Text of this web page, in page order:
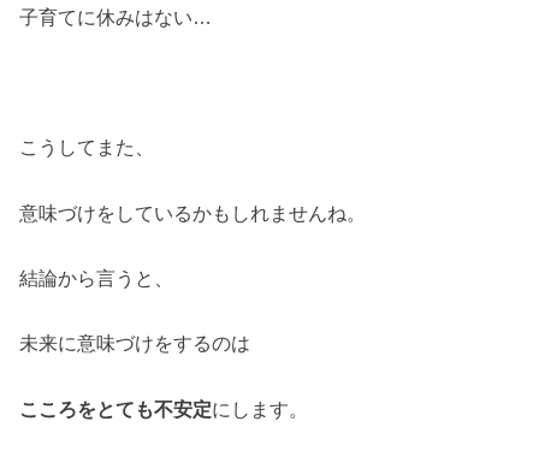
子育てに休みはない…
こうしてまた、
意味づけをしているかもしれませんね。
結論から言うと、
未来に意味づけをするのは
こころをとても不安定にします。